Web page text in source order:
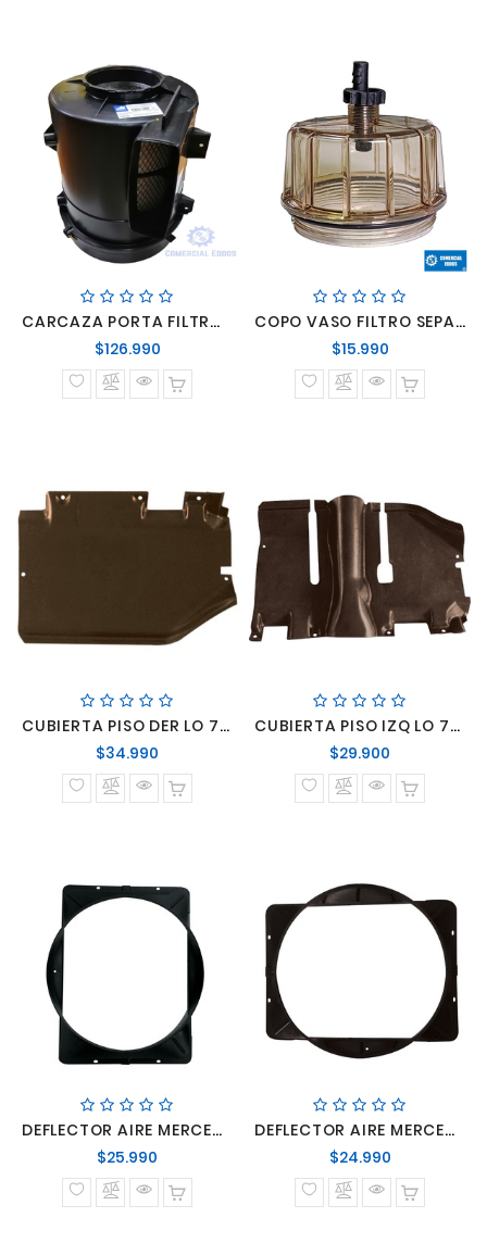
CARCAZA PORTA FILTRO AIRE VW VOLKSWAGEN WORKER
$126.990Precio
normal
COPO VASO FILTRO SEPARADOR AGUA
$15.990Precio
normal
CUBIERTA PISO DER LO 708
$34.990
normal
CUBIERTA PISO IZQ LO 708
$29.900
normal
DEFLECTOR AIRE MERCEDES BENZ LO-914 LO-915
$25.990
normal
DEFLECTOR AIRE MERCEDES BENZ LO-914/OF-1417/OF-1418
$24.990Precio
normal